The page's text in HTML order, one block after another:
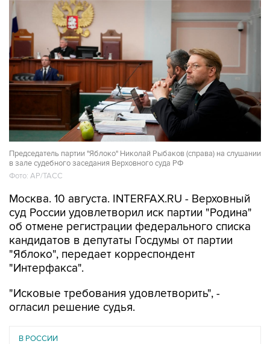
Председатель партии "Яблоко" Николай Рыбаков (справа) на слушании
в зале судебного заседания Верховного суда РФ
Фото: АР/ТАСС
Москва. 10 августа. INTERFAX.RU - Верховный
суд России удовлетворил иск партии "Родина"
об отмене регистрации федерального списка
кандидатов в депутаты Госдумы от партии
"Яблоко", передает корреспондент
"Интерфакса".
"Исковые требования удовлетворить", -
огласил решение судья.
В РОССИИ